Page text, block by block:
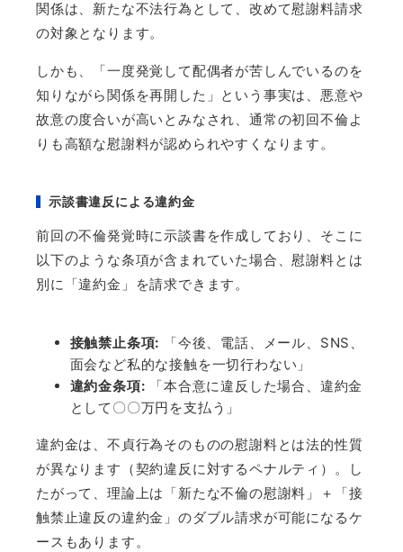
関係は、新たな不法行為として、改めて慰謝料請求
の対象となります。
しかも、「一度発覚して配偶者が苦しんでいるのを
知りながら関係を再開した」という事実は、悪意や
故意の度合いが高いとみなされ、通常の初回不倫よ
りも高額な慰謝料が認められやすくなります。
示談書違反による違約金
前回の不倫発覚時に示談書を作成しており、そこに
以下のような条項が含まれていた場合、慰謝料とは
別に「違約金」を請求できます。
接触禁止条項: 「今後、電話、メール、 SNS 、
面会など私的な接触を一切行わない」
違約金条項: 「本合意に違反した場合、違約金
として〇〇万円を支払う」
違約金は、不貞行為そのものの慰謝料とは法的性質
が異なります（契約違反に対するペナルティ）。し
たがって、理論上は「新たな不倫の慰謝料」＋「接
触禁止違反の違約金」のダブル請求が可能になるケ
ースもあります。